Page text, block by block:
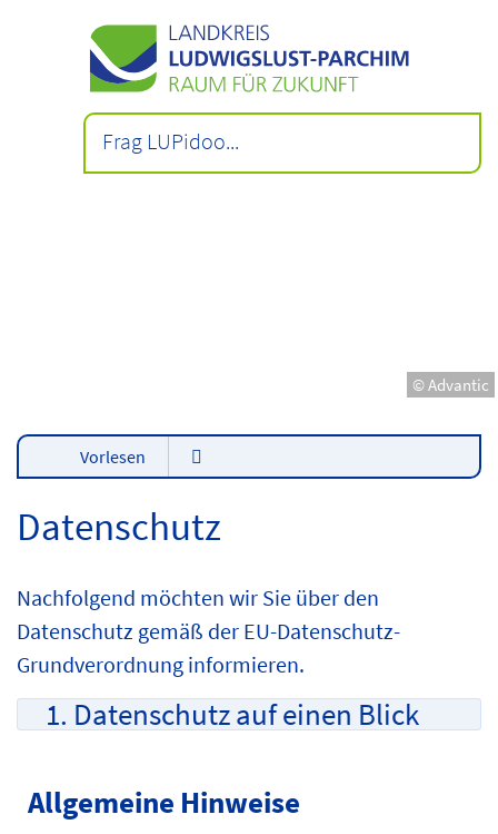
© Advantic
Vorlesen
Datenschutz
Nachfolgend möchten wir Sie über den
Datenschutz gemäß der EU-Datenschutz-
Grundverordnung informieren.
1. Datenschutz auf einen Blick
Allgemeine Hinweise